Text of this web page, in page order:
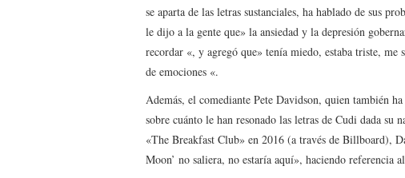
se aparta de las letras sustanciales, ha hablado de sus
le dijo a la gente que» la ansiedad y la depresión
recordar «, y agregó que» tenía miedo, estaba triste, me
de emociones «.
Además, el comediante Pete Davidson, quien también
sobre cuánto le han resonado las letras de Cudi dada su
«The Breakfast Club» en 2016 (a través de Billboard),
Moon’ no saliera, no estaría aquí», haciendo referencia